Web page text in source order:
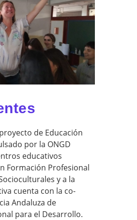
de Educación
por la ONGD
educativos
Formación Profesional
y a la
cuenta con la co-
Andaluza de
para el Desarrollo.